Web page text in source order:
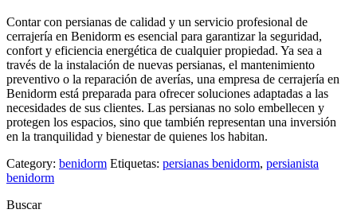
Contar con persianas de calidad y un servicio profesional de
cerrajería en Benidorm es esencial para garantizar la seguridad,
confort y eficiencia energética de cualquier propiedad. Ya sea a
través de la instalación de nuevas persianas, el mantenimiento
preventivo o la reparación de averías, una empresa de cerrajería en
Benidorm está preparada para ofrecer soluciones adaptadas a las
necesidades de sus clientes. Las persianas no solo embellecen y
protegen los espacios, sino que también representan una inversión
en la tranquilidad y bienestar de quienes los habitan.
Category: benidorm Etiquetas: persianas benidorm, persianista
benidorm
Buscar